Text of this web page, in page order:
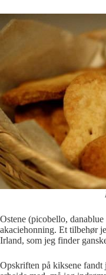
Ostene (picobello,
akaciehonning. Et tilbehør
Irland, som jeg finder
Opskriften på kiksene